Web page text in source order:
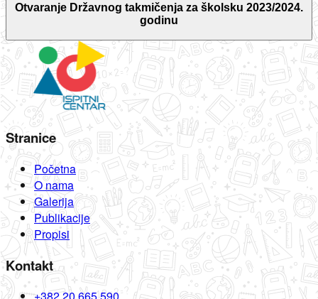
Otvaranje Državnog takmičenja za školsku 2023/2024.
godinu
Stranice
Početna
O nama
Galerija
Publikacije
Propisi
Kontakt